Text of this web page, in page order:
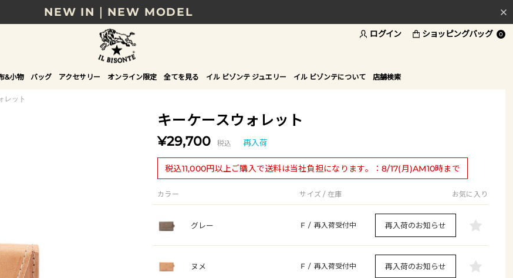
NEW IN｜NEW MODEL
月)10時まで｜税込11,000円以上で送料無料
相手やシーンから選べる、新しいギフトガイド
NEW IN｜COLOR LEATHER
ログイン ショッピングバッグ 0
&小物 バッグ アクセサリー オンライン限定 全てを見る イル ビゾンテ ジュエリー イル ビゾンテについて 店舗検索
レット
キーケースウォレット
¥29,700 税込 再入荷
税込11,000円以上ご購入で送料は当社負担になります。：8/17(月)AM10時まで
カラー サイズ / 在庫 お気に入り
グレー F / 再入荷受付中 再入荷のお知らせ
ヌメ F / 再入荷受付中 再入荷のお知らせ